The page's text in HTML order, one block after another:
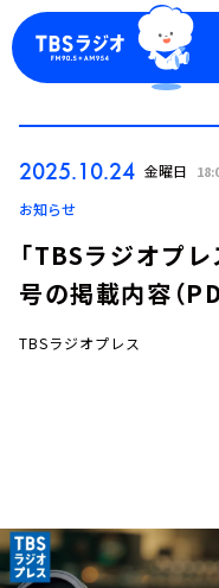
お知らせ
イベント・グッ
2025.10.24 金曜日
お知らせ
「TBSラジオプ
号の掲載内容（
TBSラジオプレス